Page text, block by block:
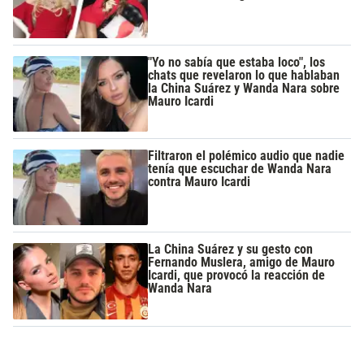
"Yo no sabía que estaba loco", los
chats que revelaron lo que hablaban
la China Suárez y Wanda Nara sobre
Mauro Icardi
Filtraron el polémico audio que nadie
tenía que escuchar de Wanda Nara
contra Mauro Icardi
La China Suárez y su gesto con
Fernando Muslera, amigo de Mauro
Icardi, que provocó la reacción de
Wanda Nara